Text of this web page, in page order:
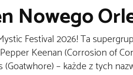
Nowego
Festival 2026! Ta
Keenan (Corrosion of
– każde z tych